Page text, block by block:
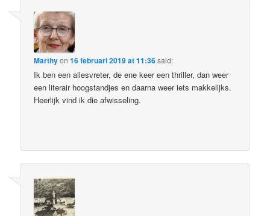
Marthyon16 februari 2019 at 11:36said:
Ik ben een allesvreter, de ene keer een thriller, dan weer
een literair hoogstandjes en daarna weer iets makkelijks.
Heerlijk vind ik die afwisseling.